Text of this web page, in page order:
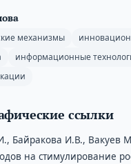
механизмы
информационные
ссылки
Байракова И.В., Вакуев
на стимулирование